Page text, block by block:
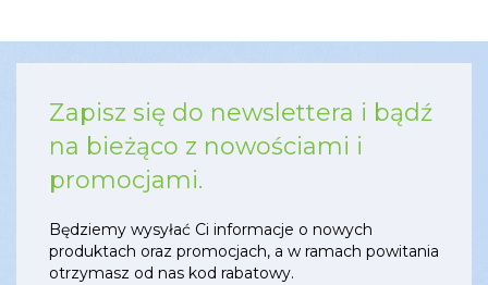
Zapisz się do newslettera i bądź
na bieżąco z nowościami i
promocjami.
Będziemy wysyłać Ci informacje o nowych
produktach oraz promocjach, a w ramach powitania
otrzymasz od nas kod rabatowy.